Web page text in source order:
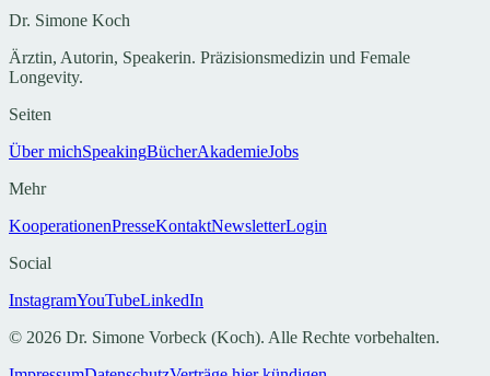
Dr. Simone Koch
Ärztin, Autorin, Speakerin. Präzisionsmedizin und Female
Longevity.
Seiten
Über michSpeakingBücherAkademieJobs
Mehr
KooperationenPresseKontaktNewsletterLogin
Social
InstagramYouTubeLinkedIn
© 2026 Dr. Simone Vorbeck (Koch). Alle Rechte vorbehalten.